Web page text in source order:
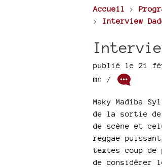
Accueil >
> Interview
publié le 21
mn /
Maky Madiba
de la sortie de
de scène et
reggae
textes coup
de considérer